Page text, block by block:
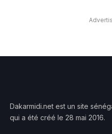
Dakarmidi.net est un site
qui a été créé le 28 mai 2016.